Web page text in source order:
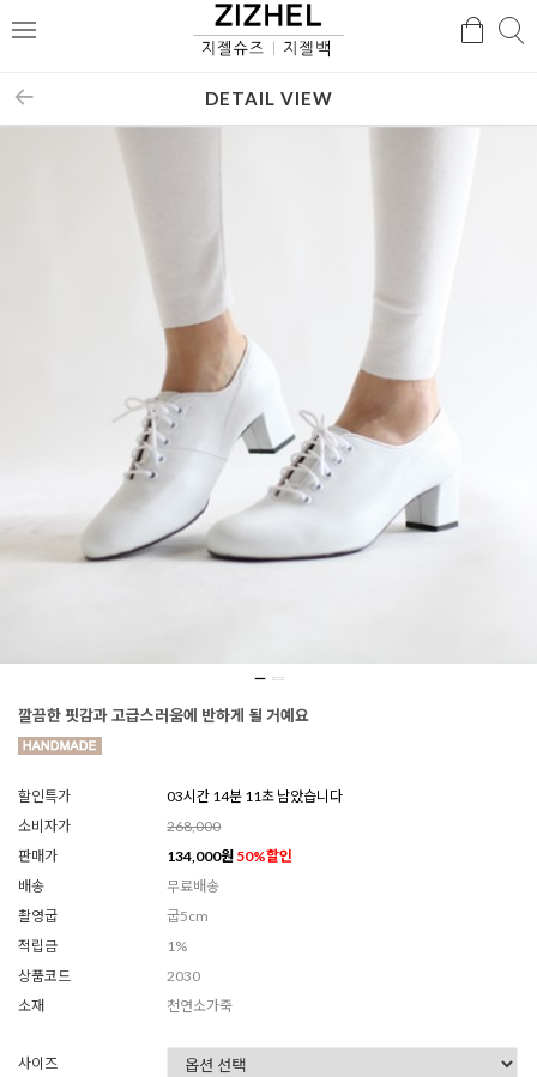
메
검
DETAIL VIEW
깔끔한 핏감과 고급스러움에 반하게 될 거예요
할인특가
03시간 14분 08초 남았습니다
소비자가
268,000
판매가
134,000원 50%할인
배송
무료배송
촬영굽
굽5cm
적립금
1%
상품코드
2030
소재
천연소가죽
사이즈